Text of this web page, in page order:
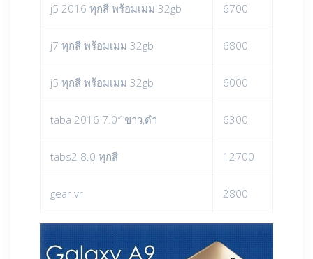
j5 2016 ทุกสี พร้อมเมม 32gb 6700
j7 ทุกสี พร้อมเมม 32gb 6800
j5 ทุกสี พร้อมเมม 32gb 6000
taba 2016 7.0″ ขาว,ดำ 6300
tabs2 8.0 ทุกสี 12700
gear vr 2800